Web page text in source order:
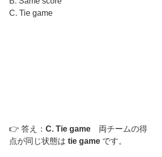
C. Tie game
👉 答え： C. Tie game 両チームの得
点が同じ状態は tie game です。